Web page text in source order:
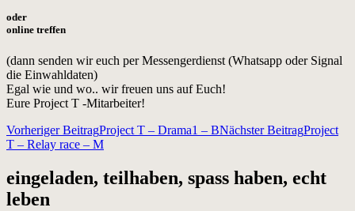
oder
online treffen
(dann senden wir euch per Messengerdienst (Whatsapp oder Signal
die Einwahldaten)
Egal wie und wo.. wir freuen uns auf Euch!
Eure Project T -Mitarbeiter!
Beitragsnavigation
Vorheriger BeitragProject T – Drama1 – BNächster BeitragProject
T – Relay race – M
eingeladen, teilhaben, spass haben, echt
leben